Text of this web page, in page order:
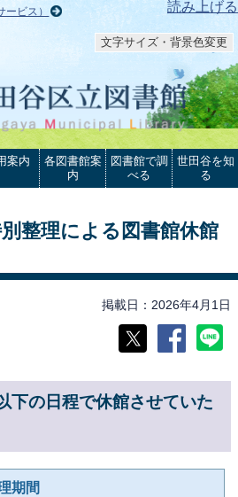
読み上げる
ービス）
文字サイズ・背景色変更
案内
各図書館案
内
図書館で調
べる
世田谷を知
る
整理による図書館休館
掲載日 2026年4月1日
下の日程で休館させていた
期間